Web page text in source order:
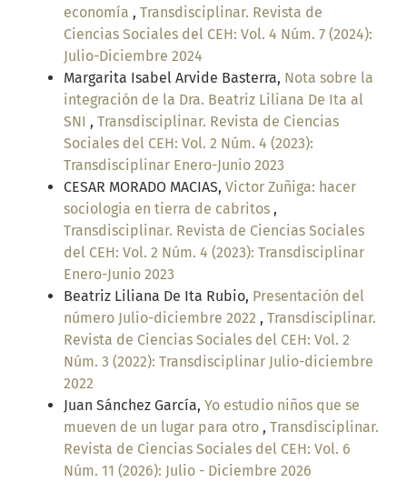
economía , Transdisciplinar. Revista de
Ciencias Sociales del CEH: Vol. 4 Núm. 7 (2024):
Julio-Diciembre 2024
Margarita Isabel Arvide Basterra, Nota sobre la
integración de la Dra. Beatriz Liliana De Ita al
SNI , Transdisciplinar. Revista de Ciencias
Sociales del CEH: Vol. 2 Núm. 4 (2023):
Transdisciplinar Enero-Junio 2023
CESAR MORADO MACIAS, Victor Zuñiga: hacer
sociologia en tierra de cabritos ,
Transdisciplinar. Revista de Ciencias Sociales
del CEH: Vol. 2 Núm. 4 (2023): Transdisciplinar
Enero-Junio 2023
Beatriz Liliana De Ita Rubio, Presentación del
número Julio-diciembre 2022 , Transdisciplinar.
Revista de Ciencias Sociales del CEH: Vol. 2
Núm. 3 (2022): Transdisciplinar Julio-diciembre
2022
Juan Sánchez García, Yo estudio niños que se
mueven de un lugar para otro , Transdisciplinar.
Revista de Ciencias Sociales del CEH: Vol. 6
Núm. 11 (2026): Julio - Diciembre 2026